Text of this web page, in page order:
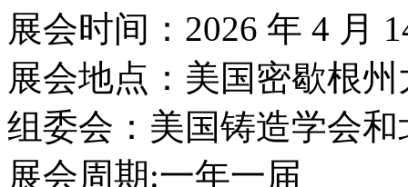
展会时间：2026 年
展会地点：美国密歇根
组委会：美国铸造学会
展会周期:一年一届